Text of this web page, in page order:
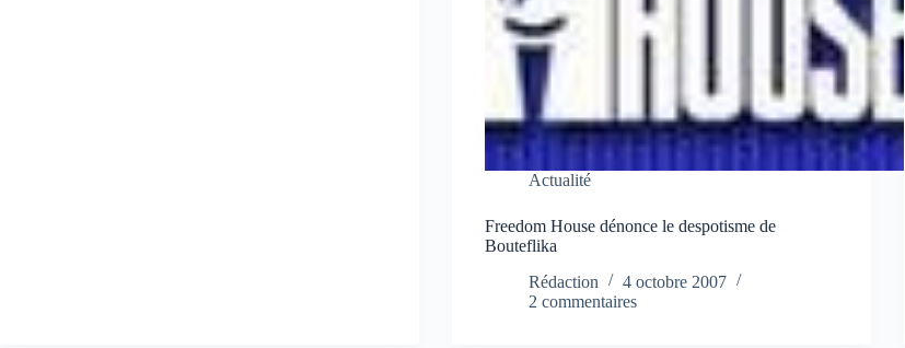
Actualité
Freedom House dénonce le despotisme de
Bouteflika
Rédaction
4 octobre 2007
2 commentaires